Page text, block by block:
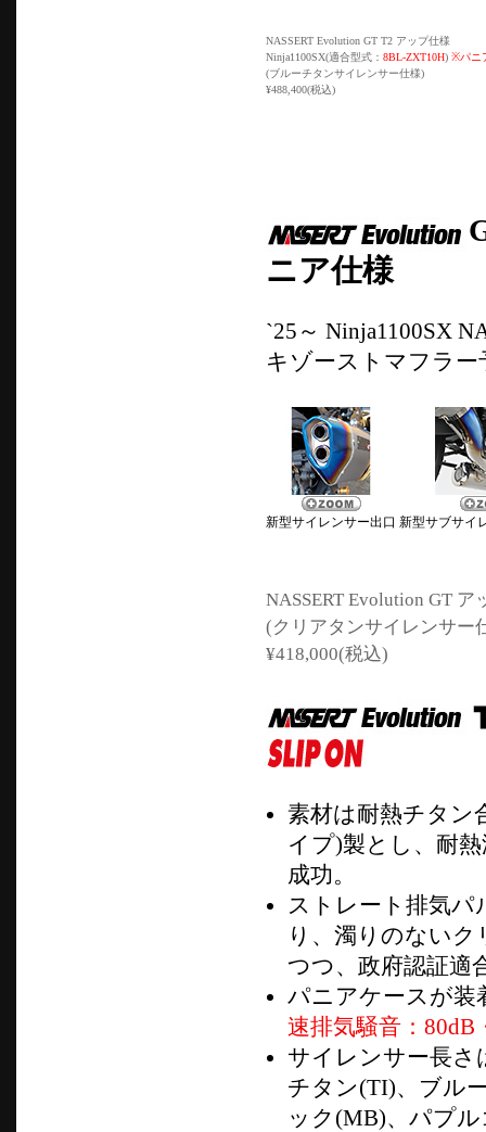
NASSERT Evolution GT T2 アップ仕様
Ninja1100SX(適合型式： 8BL-ZXT10H) ※パニ
(ブルーチタンサイレンサー仕様)
¥488,400(税込)
ニア仕様
`25～ Ninja1100SX
キゾーストマフラー
新型サイレンサー出口 新型サブサイ
NASSERT Evolution GT
(クリアタンサイレンサー
¥418,000(税込)
素材は耐熱チタン
イプ)製とし、耐
成功。
ストレート排気
り、濁りのない
つつ、政府認証適
パニアケースが装
速排気騒音：80dB
サイレンサー長さ
チタン(TI)、ブル
ック(MB)、パプ